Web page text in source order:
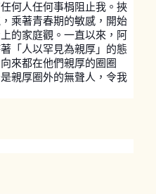
何人任何事梋阻止我。挾
乘著青春期的敏感，開始
的家庭觀。一直以來，阿
「人以罕見為親厚」的態
來都在他們親厚的圈圈
親厚圈外的無聲人，令我